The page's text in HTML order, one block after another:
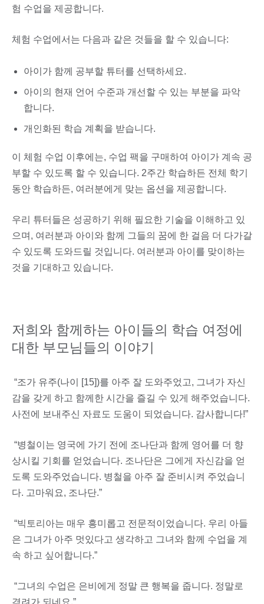
험 수업을 제공합니다.
체험 수업에서는 다음과 같은 것들을 할 수 있습니다:
아이가 함께 공부할 튜터를 선택하세요.
아이의 현재 언어 수준과 개선할 수 있는 부분을 파악
합니다.
개인화된 학습 계획을 받습니다.
이 체험 수업 이후에는, 수업 팩을 구매하여 아이가 계속 공
부할 수 있도록 할 수 있습니다. 2주간 학습하든 전체 학기
동안 학습하든, 여러분에게 맞는 옵션을 제공합니다.
우리 튜터들은 성공하기 위해 필요한 기술을 이해하고 있
으며, 여러분과 아이와 함께 그들의 꿈에 한 걸음 더 다가갈
수 있도록 도와드릴 것입니다. 여러분과 아이를 맞이하는
것을 기대하고 있습니다.
저희와 함께하는 아이들의 학습 여정에
대한 부모님들의 이야기
“조가 유주(나이 [15])를 아주 잘 도와주었고, 그녀가 자신
감을 갖게 하고 함께한 시간을 즐길 수 있게 해주었습니다.
사전에 보내주신 자료도 도움이 되었습니다. 감사합니다!”
“병철이는 영국에 가기 전에 조나단과 함께 영어를 더 향
상시킬 기회를 얻었습니다. 조나단은 그에게 자신감을 얻
도록 도와주었습니다. 병철을 아주 잘 준비시켜 주었습니
다. 고마워요, 조나단.”
“빅토리아는 매우 흥미롭고 전문적이었습니다. 우리 아들
은 그녀가 아주 멋있다고 생각하고 그녀와 함께 수업을 계
속 하고 싶어합니다.”
“그녀의 수업은 은비에게 정말 큰 행복을 줍니다. 정말로